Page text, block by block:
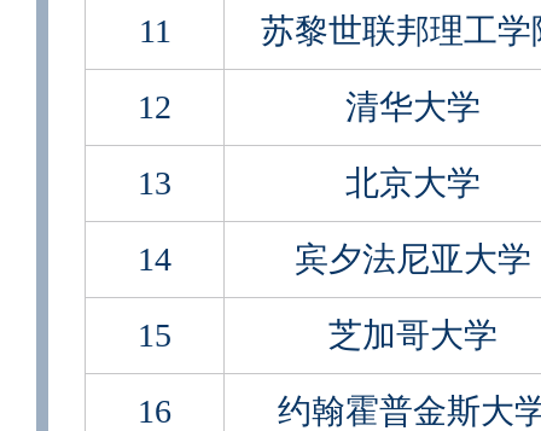
11 苏黎世联邦理工学
12 清华大学
13 北京大学
14 宾夕法尼亚大学
15 芝加哥大学
16 约翰霍普金斯大